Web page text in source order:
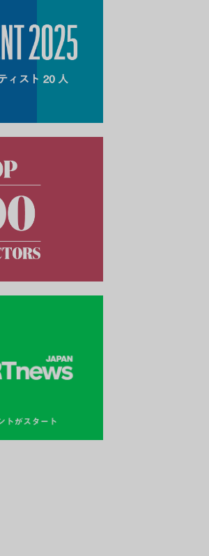
Coral》の1台。Photo: Christopher Uriarte /